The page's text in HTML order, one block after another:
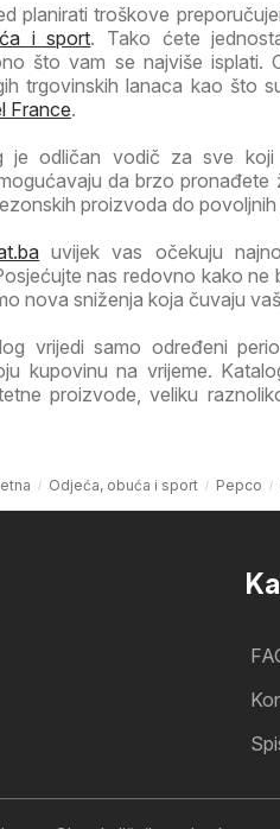
planirati troškove
i sport. Tako ćete
što vam se najviše isplati.
trgovinskih lanaca kao što
France.
je odličan vodič za sve koji
da brzo
proizvoda do
uvijek vas očekuju
nas redovno kako ne
nova sniženja koja čuvaju
vrijedi samo određeni
kupovinu na vrijeme.
proizvode, veliku
Odjeća, obuća i sport Pepco